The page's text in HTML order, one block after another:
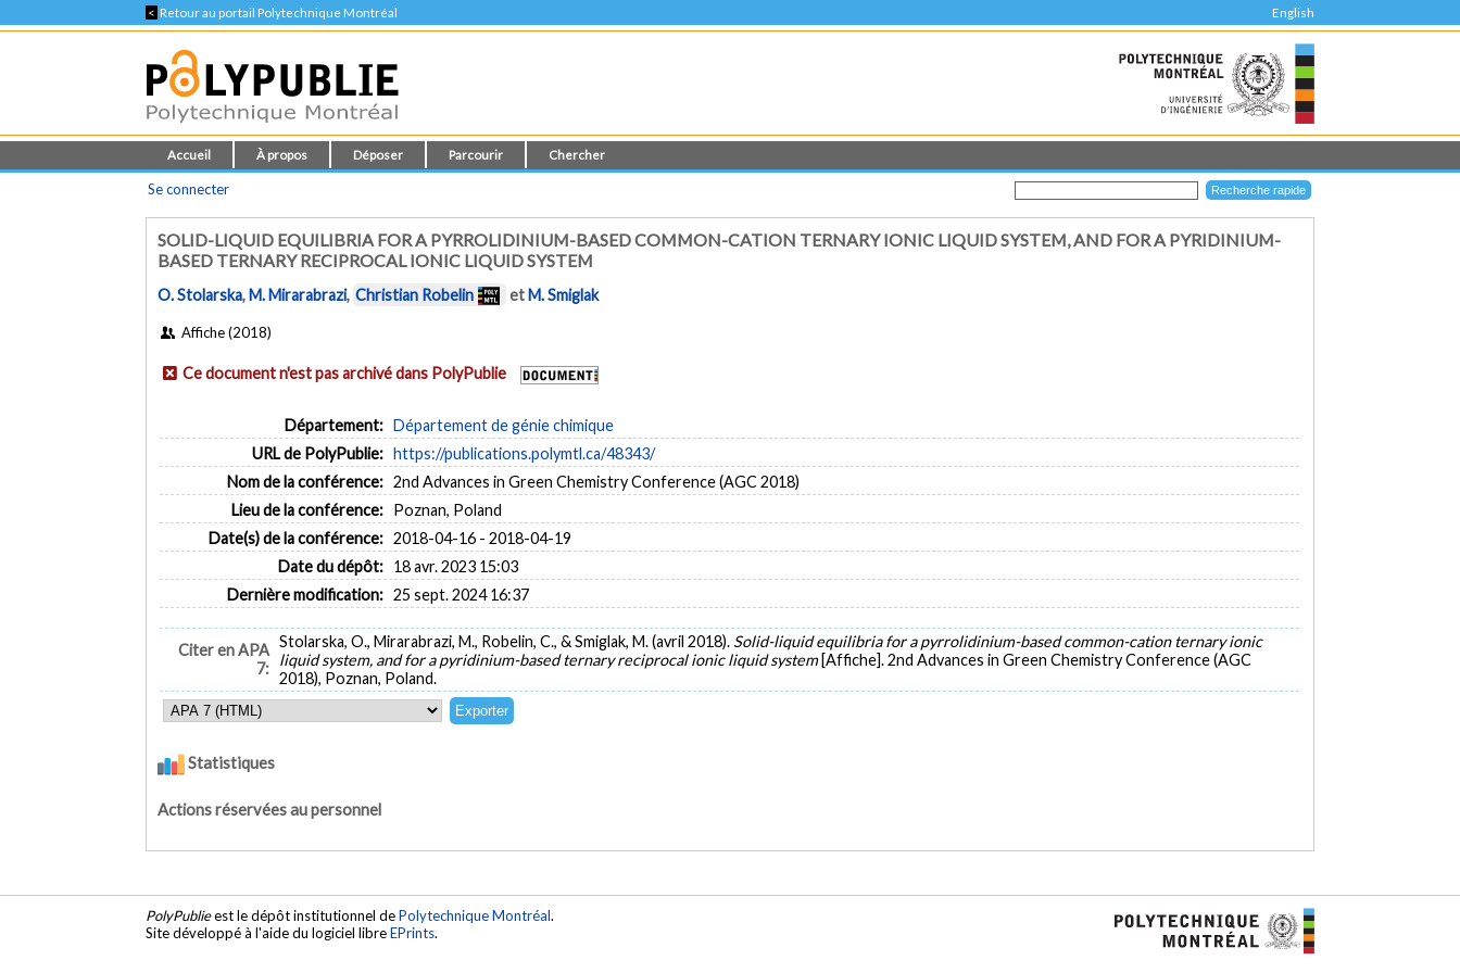
< Retour au portail Polytechnique Montréal English
Accueil À propos Déposer Parcourir Chercher
Se connecter
SOLID-LIQUID EQUILIBRIA FOR A PYRROLIDINIUM-BASED COMMON-CATION TERNARY IONIC LIQUID SYSTEM, AND FOR A PYRIDINIUM-
BASED TERNARY RECIPROCAL IONIC LIQUID SYSTEM
O. Stolarska,M. Mirarabrazi, Christian Robelin etM. Smiglak
Affiche (2018)
Ce document n'est pas archivé dans PolyPublie
Département: Département de génie chimique
URL de PolyPublie: https://publications.polymtl.ca/48343/
Nom de la conférence: 2nd Advances in Green Chemistry Conference (AGC 2018)
Lieu de la conférence: Poznan, Poland
Date(s) de la conférence: 2018-04-16 - 2018-04-19
Date du dépôt: 18 avr. 2023 15:03
Dernière modification: 25 sept. 2024 16:37
Citer en APA
7:
Stolarska, O., Mirarabrazi, M., Robelin, C., & Smiglak, M. (avril 2018). Solid-liquid equilibria for a pyrrolidinium-based common-cation ternary ionic
liquid system, and for a pyridinium-based ternary reciprocal ionic liquid system [Affiche]. 2nd Advances in Green Chemistry Conference (AGC
2018), Poznan, Poland.
Statistiques
Actions réservées au personnel
PolyPublieest le dépôt institutionnel dePolytechnique Montréal.
Site développé à l'aide du logiciel libreEPrints.